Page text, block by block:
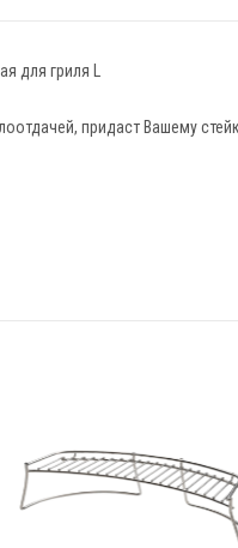
для гриля L
придаст Вашему